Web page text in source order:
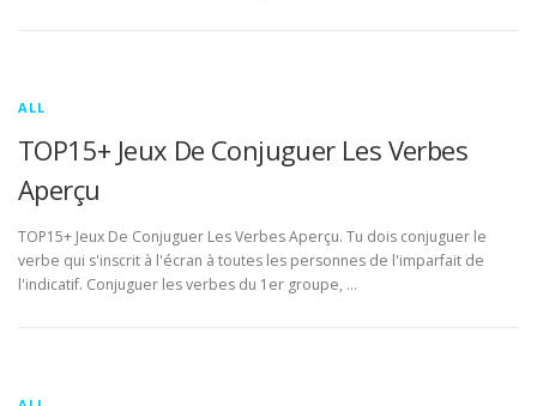
ALL
TOP15+ Jeux De Conjuguer Les Verbes
Aperçu
TOP15+ Jeux De Conjuguer Les Verbes Aperçu. Tu dois conjuguer le
verbe qui s'inscrit à l'écran à toutes les personnes de l'imparfait de
l'indicatif. Conjuguer les verbes du 1er groupe, …